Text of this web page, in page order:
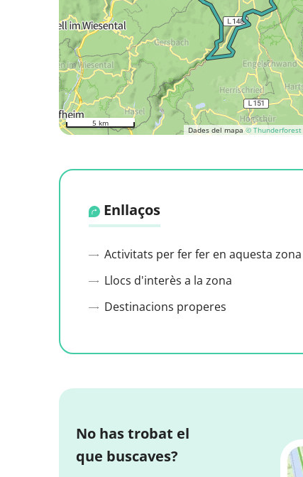
Dades del mapa © Thunderforest
5 km
Enllaços
Activitats per fer fer en aquesta zona
Llocs d'interès a la zona
Destinacions properes
No has trobat el
que buscaves?